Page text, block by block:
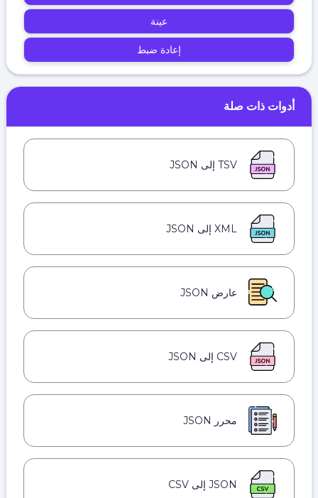
عينة
إعادة ضبط
أدوات ذات صلة
TSV إلى JSON
XML إلى JSON
عارض JSON
CSV إلى JSON
محرر JSON
JSON إلى CSV